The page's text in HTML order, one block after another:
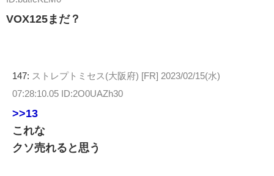
VOX125まだ？
147: ストレプトミセス(大阪府) [FR] 2023/02/15(水)
07:28:10.05 ID:2O0UAZh30
>>13
これな
クソ売れると思う